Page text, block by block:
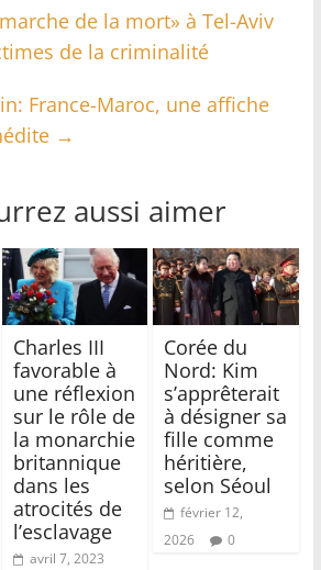
de la mort» à Tel-Aviv
de la criminalité
France-Maroc, une affiche
→
aussi aimer
Charles III
favorable à
une réflexion
sur le rôle de
la monarchie
britannique
dans les
atrocités de
l’esclavage
avril 7, 2023
Corée du
Nord: Kim
s’apprêterait
à désigner sa
fille comme
héritière,
selon Séoul
février 12,
2026
0